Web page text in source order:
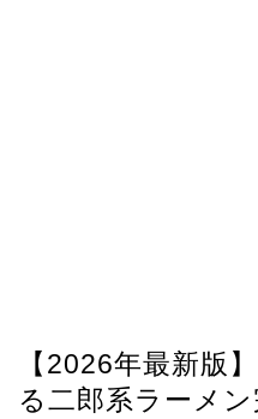
【2026年最新版
る二郎系ラーメ